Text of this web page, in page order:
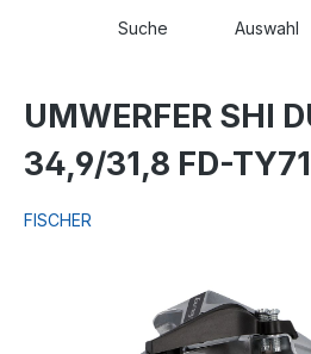
Suche Auswahl
UMWERFER SHI
34,9/31,8 FD-TY71
FISCHER
Bildergalerie überspringen